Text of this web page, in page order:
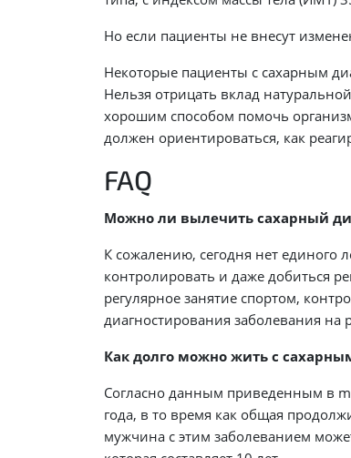
Но если пациенты не внесут
Некоторые пациенты с сахарным
Нельзя отрицать вклад
хорошим способом помочь
должен ориентироваться, как
FAQ
Можно ли вылечить сахарный
К сожалению, сегодня нет единого
контролировать и даже добиться
регулярное занятие спортом,
диагностирования заболевания
Как долго можно жить с
Согласно данным приведенным в
года, в то время как общая
мужчина с этим заболеванием